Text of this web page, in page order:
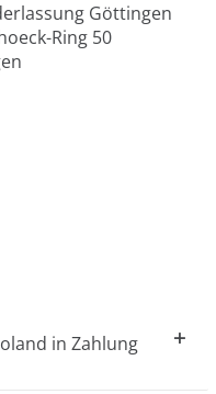
Göttingen
Ring 50
in Zahlung